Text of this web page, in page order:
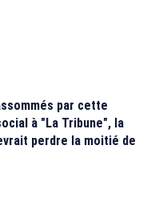
par cette
à "La Tribune", la
perdre la moitié de